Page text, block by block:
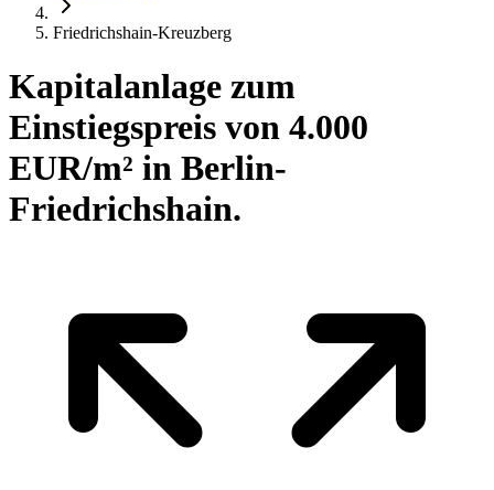
Friedrichshain-Kreuzberg
Kapitalanlage zum
Einstiegspreis von 4.000
EUR/m² in Berlin-
Friedrichshain.